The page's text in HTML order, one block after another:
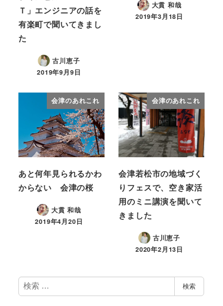
Ｔ」エンジニアの話を
有楽町で聞いてきまし
た
古川恵子
2019年9月9日
大貫 和哉
2019年3月18日
会津のあれこれ
あと何年見られるかわ
からない 会津の桜
大貫 和哉
2019年4月20日
会津のあれこれ
会津若松市の地域づく
りフェスで、空き家活
用のミニ講演を聞いて
きました
古川恵子
2020年2月13日
検
索
検索